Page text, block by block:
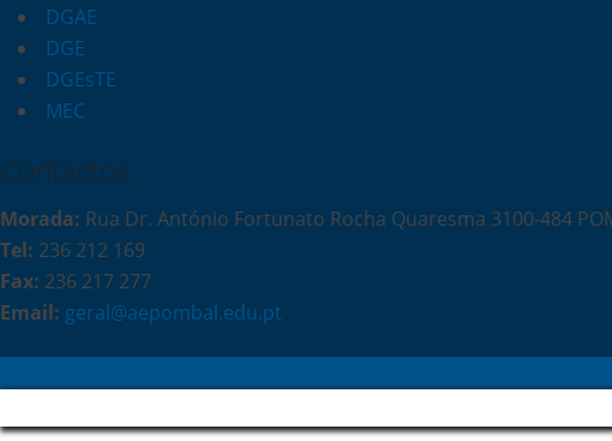
DGAE
DGE
DGEsTE
MEC
Contactos
Morada: Rua Dr. António Fortunato Rocha Quaresma 3100-484
Tel: 236 212 169
Fax: 236 217 277
Email: geral@aepombal.edu.pt